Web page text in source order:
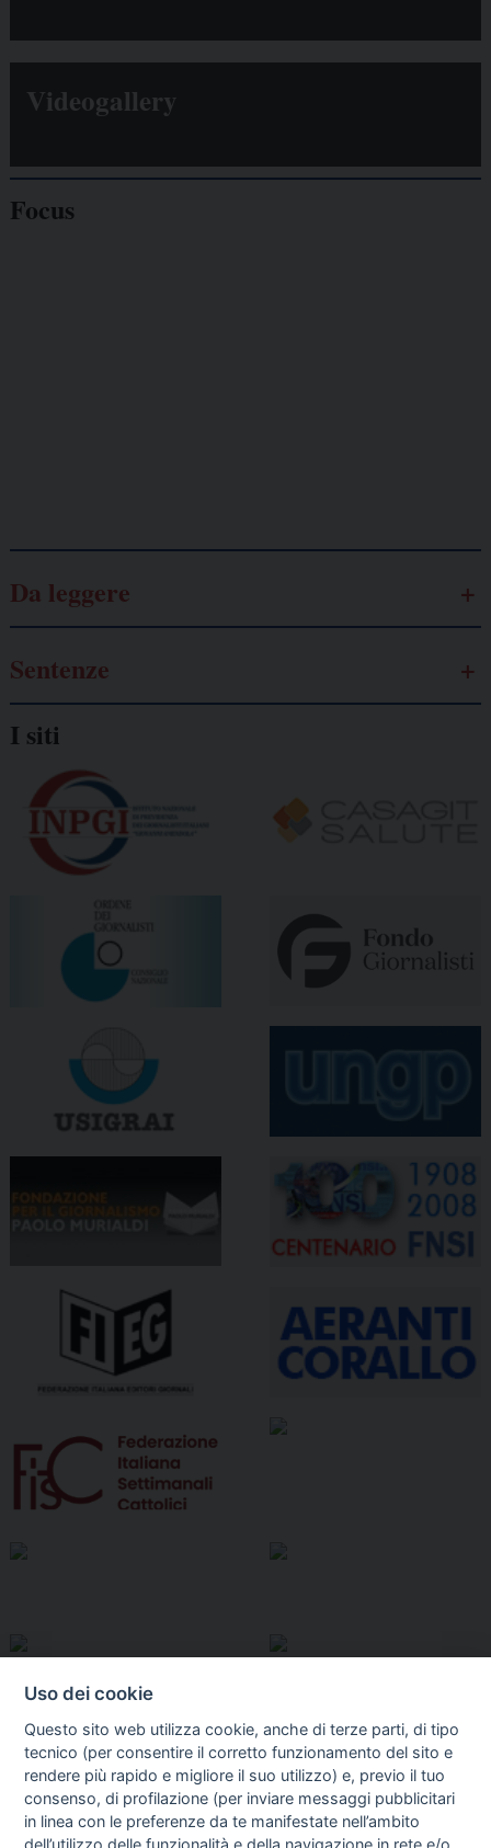
Videogallery
Focus
Da leggere
Sentenze
I siti
Uso dei cookie
Questo sito web utilizza cookie, anche di terze parti, di tipo
tecnico (per consentire il corretto funzionamento del sito e
rendere più rapido e migliore il suo utilizzo) e, previo il tuo
consenso, di profilazione (per inviare messaggi pubblicitari
in linea con le preferenze da te manifestate nell’ambito
dell’utilizzo delle funzionalità e della navigazione in rete e/o